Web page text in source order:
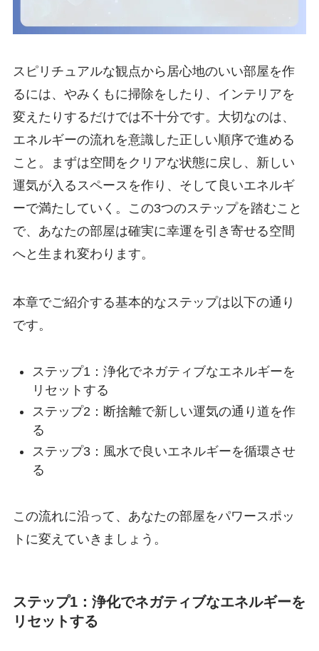
スピリチュアルな観点から居心地のいい部屋を作
るには、やみくもに掃除をしたり、インテリアを
変えたりするだけでは不十分です。大切なのは、
エネルギーの流れを意識した正しい順序で進める
こと。まずは空間をクリアな状態に戻し、新しい
運気が入るスペースを作り、そして良いエネルギ
ーで満たしていく。この3つのステップを踏むこと
で、あなたの部屋は確実に幸運を引き寄せる空間
へと生まれ変わります。
本章でご紹介する基本的なステップは以下の通り
です。
ステップ1：浄化でネガティブなエネルギーを
リセットする
ステップ2：断捨離で新しい運気の通り道を作
る
ステップ3：風水で良いエネルギーを循環させ
る
この流れに沿って、あなたの部屋をパワースポッ
トに変えていきましょう。
ステップ1：浄化でネガティブなエネルギーを
リセットする